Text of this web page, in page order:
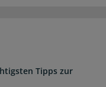
Tipps zur